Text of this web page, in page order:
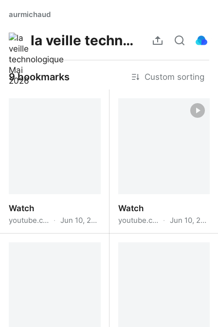
aurmichaud
la veille technologique Mai 2026
9 bookmarks Custom sorting
Watch
youtube.com · Jun 10, 2026
Watch
youtube.com · Jun 10, 2026